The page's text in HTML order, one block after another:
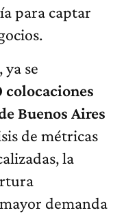
para captar
se
colocaciones
Buenos Aires
de métricas
la
demanda